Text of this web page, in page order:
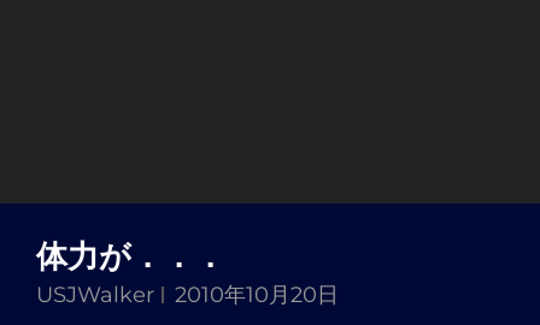
体力が．．．
USJWalker 2010年10月20日